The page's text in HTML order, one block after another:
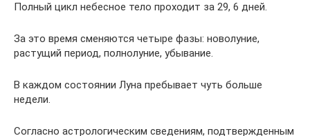
Полный цикл небесное тело проходит за 29, 6 дней.
За это время сменяются четыре фазы: новолуние,
растущий период, полнолуние, убывание.
В каждом состоянии Луна пребывает чуть больше
недели.
Согласно астрологическим сведениям, подтвержденным